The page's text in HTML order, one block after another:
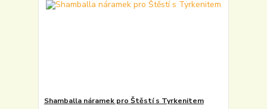
Shamballa náramek pro Štěstí s Tyrkenitem